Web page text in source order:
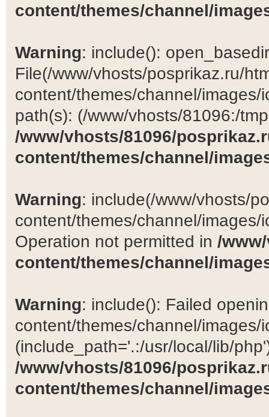
content/themes/channel/
Warning: include():
File(/www/vhosts/posprikaz.ru/
content/themes/channel/
path(s): (/www/vhosts/81096:/
/www/vhosts/81096/
content/themes/channel/
Warning: include(/www/vhosts/
content/themes/channel/
Operation not permitted in /
content/themes/channel/
Warning: include(): Failed
content/themes/channel/images/
(include_path='.:/usr/local/lib/
/www/vhosts/81096/
content/themes/channel/